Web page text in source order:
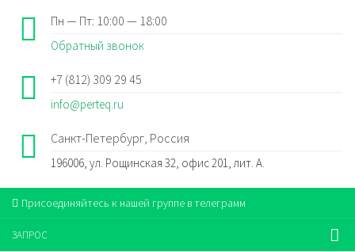
Пн — Пт: 10:00 — 18:00
Обратный звонок
+7 (812) 309 29 45
info@perteq.ru
Санкт-Петербург, Россия
196006, ул. Рощинская 32, офис 201, лит. А.
Присоединяйтесь к нашей группе в телеграмм
ЗАПРОС